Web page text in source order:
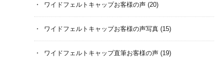
ワイドフェルトキャップお客様の声 (20)
ワイドフェルトキャップお客様の声写真 (15)
ワイドフェルトキャップ直筆お客様の声 (19)